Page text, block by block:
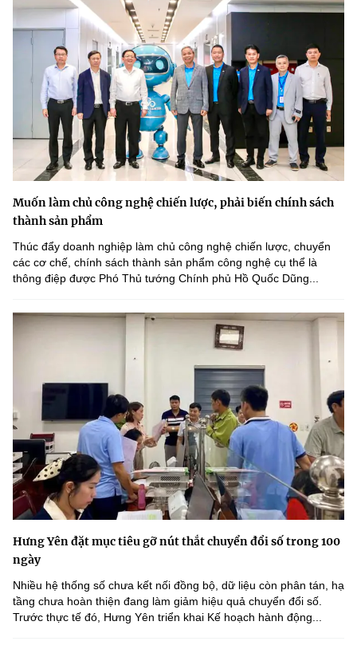
Muốn làm chủ công nghệ chiến lược, phải biến chính sách
thành sản phẩm
Thúc đẩy doanh nghiệp làm chủ công nghệ chiến lược, chuyển
các cơ chế, chính sách thành sản phẩm công nghệ cụ thể là
thông điệp được Phó Thủ tướng Chính phủ Hồ Quốc Dũng...
Hưng Yên đặt mục tiêu gỡ nút thắt chuyển đổi số trong 100
ngày
Nhiều hệ thống số chưa kết nối đồng bộ, dữ liệu còn phân tán, hạ
tầng chưa hoàn thiện đang làm giảm hiệu quả chuyển đổi số.
Trước thực tế đó, Hưng Yên triển khai Kế hoạch hành động...